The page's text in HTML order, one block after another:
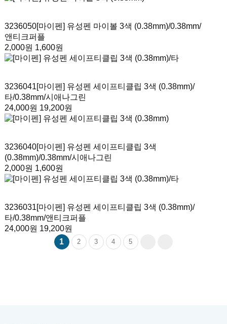
3236050[마이펜] 유성펜 마이볼 3색 (0.38mm)/0.38mm/
앤티크퍼플
2,000원 1,600원
3236041[마이펜] 유성펜 세이프티클립 3색 (0.38mm)/
타/0.38mm/시애나그린
24,000원 19,200원
3236040[마이펜] 유성펜 세이프티클립 3색
(0.38mm)/0.38mm/시애나그린
2,000원 1,600원
3236031[마이펜] 유성펜 세이프티클립 3색 (0.38mm)/
타/0.38mm/앤티크퍼플
24,000원 19,200원
1
2 3 4 5